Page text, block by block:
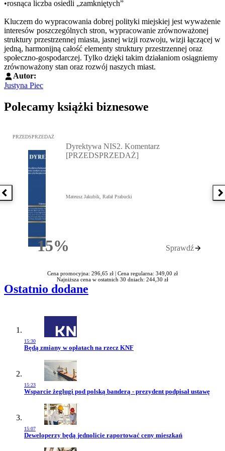
•rosnąca liczba osiedli „zamkniętych”
Kluczem do wypracowania dobrej polityki miejskiej jest wyważenie
interesów poszczególnych stron, wypracowanie zrównoważonej
struktury przestrzennej miasta, jasnej wizji rozwoju, wizji łączącej w
jedną, harmonijną całość elementy struktury przestrzennej oraz
społeczno-gospodarczej. Tylko dzięki takim działaniom osiągniemy
zrównoważony stan oraz rozwój naszych miast.
Autor:
Justyna Piec
Polecamy książki biznesowe
Poprzednia książka
Przejdź do: Dyrektywa NIS2. Komentarz [PRZEDSPRZEDAŻ],
PRZEDSPRZEDAŻ
15%Rabatu
Dyrektywa NIS2. Komentarz
[PRZEDSPRZEDAŻ]
Mateusz Jakubik, Rafał Prabucki
Sprawdź
Cena promocyjna: 296,65 zł | Cena regularna: 349,00 zł
Najniższa cena w ostatnich 30 dniach: 244,30 zł
Ostatnio dodane
15:30
Przejdź do artykułu:
Będą zmiany w opłatach na rzecz KNF
15:23
Przejdź do artykułu:
Wsparcie żeglugi pod polską banderą - prezydent podpisał ustawę
15:07
Przejdź do artykułu:
Deweloperzy będą jednolicie raportować ceny mieszkań